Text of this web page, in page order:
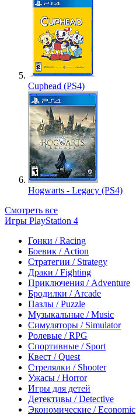
Cuphead (PS4)
Hogwarts - Legacy (PS4)
Смотреть все
Игры PlayStation 4
Гонки / Racing
Боевик / Action
Стратегии / Strategy
Драки / Fighting
Приключения / Adventure
Бродилки / Arcade
Пазлы / Puzzle
Музыкальные / Music
Симуляторы / Simulator
Ролевые / RPG
Спортивные / Sport
Квест / Quest
Стрелялки / Shooter
Ужасы / Horror
Игры для детей
Детективы / Detective
Экономические / Economic